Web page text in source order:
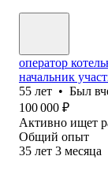
оператор
начальник
55 лет • Был
100 000 ₽
Активно ищет
Общий опыт
35 лет 3 месяца